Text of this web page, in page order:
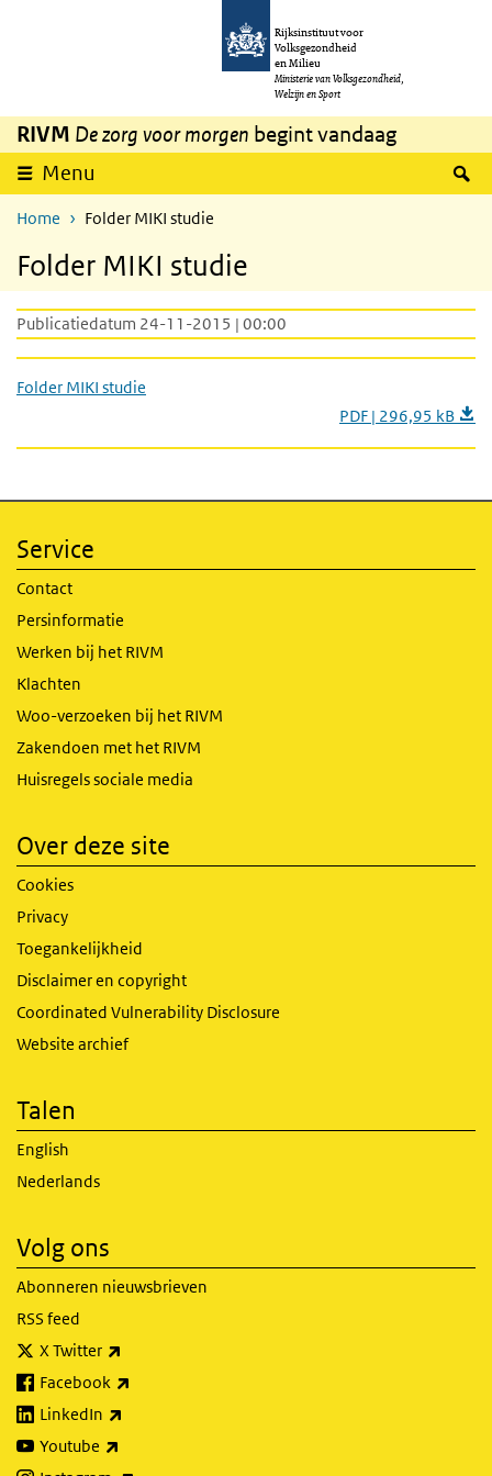
Overslaan en naar de inhoud gaan
Rijksinstituut voor
Volksgezondheid
en Milieu
Ministerie van Volksgezondheid,
Welzijn en Sport
RIVM De zorg voor morgen begint vandaag
Menu
Home Folder MIKI studie
Folder MIKI studie
Publicatiedatum 24-11-2015 | 00:00
Folder MIKI studie
PDF | 296,95 kB
Service
Contact
Persinformatie
Werken bij het RIVM
Klachten
Woo-verzoeken bij het RIVM
Zakendoen met het RIVM
Huisregels sociale media
Over deze site
Cookies
Privacy
Toegankelijkheid
Disclaimer en copyright
Coordinated Vulnerability Disclosure
Website archief
Talen
English
Nederlands
Volg ons
Abonneren nieuwsbrieven
RSS feed
X Twitter
Facebook
LinkedIn
Youtube